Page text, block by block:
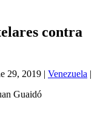
contra
29, 2019 | Venezuela |